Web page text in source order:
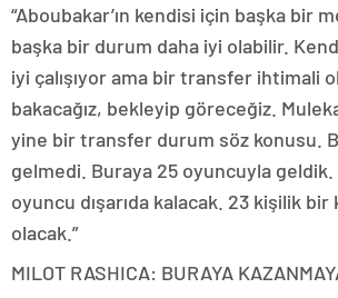
“Aboubakar’ın kendisi için başka bir
başka bir durum daha iyi olabilir.
iyi çalışıyor ama bir transfer ihtimali
bakacağız, bekleyip göreceğiz.
yine bir transfer durum söz konusu.
gelmedi. Buraya 25 oyuncuyla geldik.
oyuncu dışarıda kalacak. 23 kişilik
olacak.”
MILOT RASHICA: BURAYA